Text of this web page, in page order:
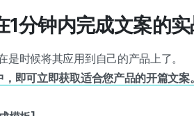
1分钟内完成文案的
时候将其应用到自己的产品上了。
即可立即获取适合您产品的开篇文案